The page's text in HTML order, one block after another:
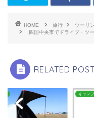
HOME 旅行
ツーリ
四国中央市でドライブ・ツ
RELATED POST
キャンプ